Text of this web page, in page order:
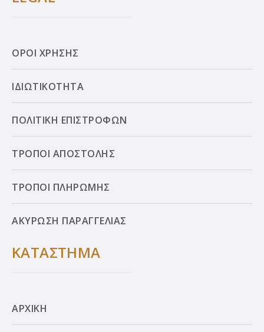
ΟΡΟΙ ΧΡΗΣΗΣ
ΙΔΙΩΤΙΚΟΤΗΤΑ
ΠΟΛΙΤΙΚΗ ΕΠΙΣΤΡΟΦΩΝ
ΤΡΟΠΟΙ ΑΠΟΣΤΟΛΗΣ
ΤΡΟΠΟΙ ΠΛΗΡΩΜΗΣ
ΑΚΥΡΩΣΗ ΠΑΡΑΓΓΕΛΙΑΣ
ΚΑΤΑΣΤΗΜΑ
ΑΡΧΙΚΗ